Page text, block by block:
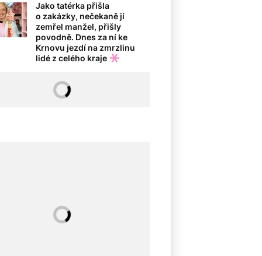
Jako tatérka přišla
o zakázky, nečekaně jí
zemřel manžel, přišly
povodně. Dnes za ní ke
Krnovu jezdí na zmrzlinu
lidé z celého kraje